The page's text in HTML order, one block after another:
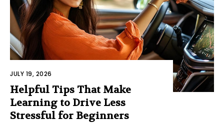
JULY 19, 2026
Helpful Tips That Make
Learning to Drive Less
Stressful for Beginners